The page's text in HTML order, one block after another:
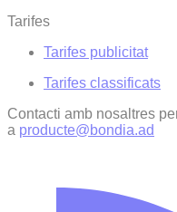
Tarifes
Tarifes publicitat
Tarifes classificats
Contacti amb nosaltres
a producte@bondia.ad